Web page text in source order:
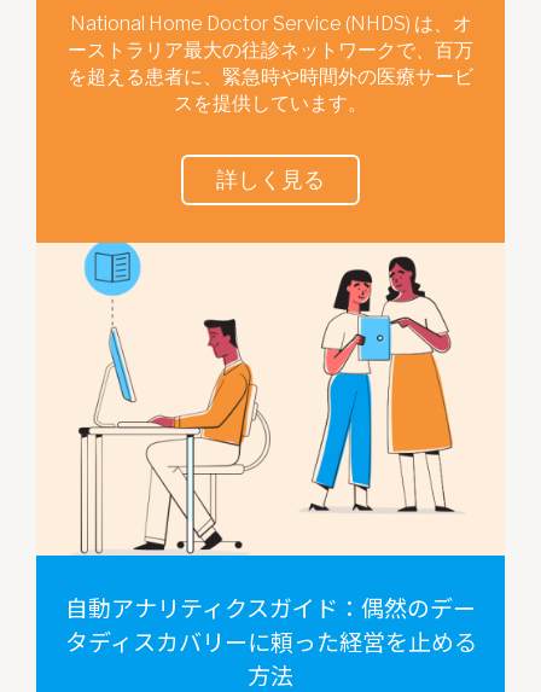
National Home Doctor Service (NHDS) は、オ
ーストラリア最大の往診ネットワークで、百万
を超える患者に、緊急時や時間外の医療サービ
スを提供しています。
詳しく見る
自動アナリティクスガイド：偶然のデー
タディスカバリーに頼った経営を止める
方法